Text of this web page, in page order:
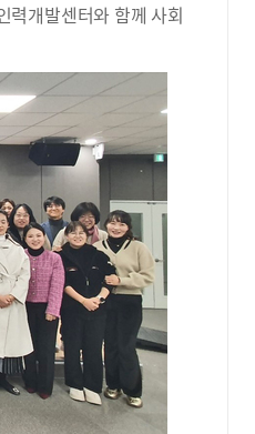
력개발센터와 함께 사회